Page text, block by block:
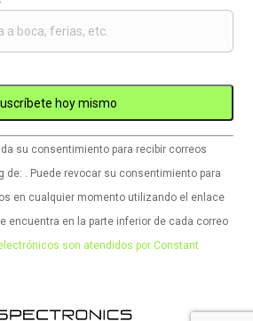
su consentimiento para recibir correos
de: . Puede revocar su consentimiento para
en cualquier momento utilizando el enlace
encuentra en la parte inferior de cada correo
son atendidos por Constant